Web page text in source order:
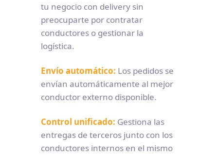
tu negocio con delivery sin
preocuparte por contratar
conductores o gestionar la
logística.
Envío automático: Los pedidos se
envían automáticamente al mejor
conductor externo disponible.
Control unificado: Gestiona las
entregas de terceros junto con los
conductores internos en el mismo